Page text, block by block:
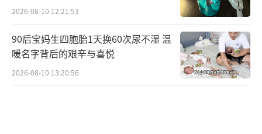
2026-08-10 12:21:53
90后宝妈生四胞胎1天换60次尿不湿 温
暖名字背后的艰辛与喜悦
2026-08-10 13:20:56